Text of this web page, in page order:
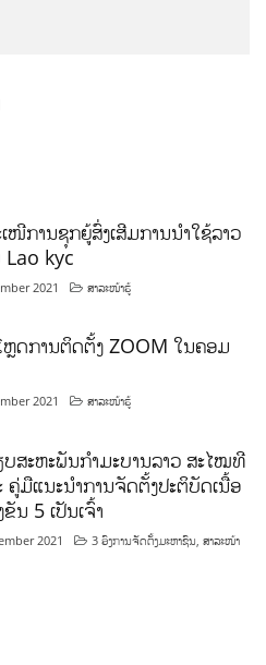
ໜີການຊຸກຍູ້ສົ່ງເສີມການນຳໃຊ້ລາວ
Lao kyc
2021 ສາລະໜ້າຮູ້
ຫຼດການຕິດຕັ້ງ ZOOM ໃນຄອມ
2021 ສາລະໜ້າຮູ້
ສະຫະພັນກຳມະບານລາວ ສະໄໝທີ
ຄູ່ມືແນະນຳການຈັດຕັ້ງປະຕິບັດເນື້ອ
ນ 5 ເປັນເຈົ້າ
2021 3 ອົງການຈັດຕັ້ງມະຫາຊົນ ,ສາລະໜ້າ